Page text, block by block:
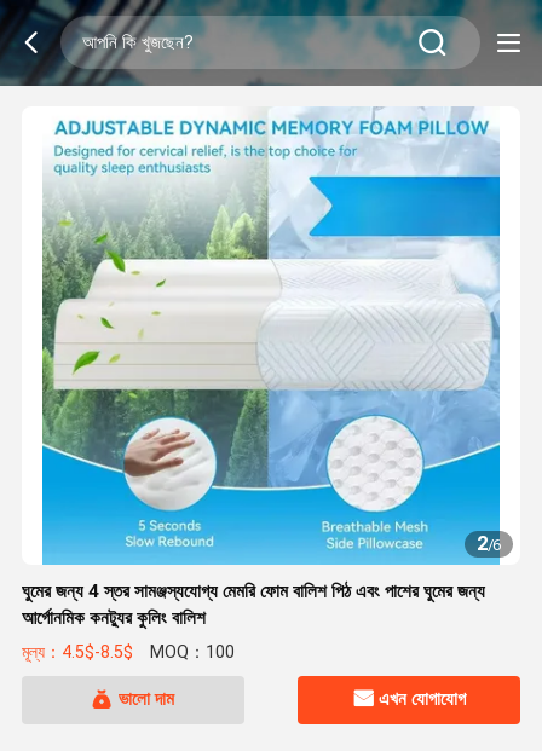
2/6
ঘুমের জন্য 4 স্তর সামঞ্জস্যযোগ্য মেমরি ফোম বালিশ পিঠ এবং পাশের ঘুমের জন্য
আর্গোনমিক কনট্যুর কুলিং বালিশ
মূল্য：4.5$-8.5$ MOQ：100
ভালো দাম এখন যোগাযোগ